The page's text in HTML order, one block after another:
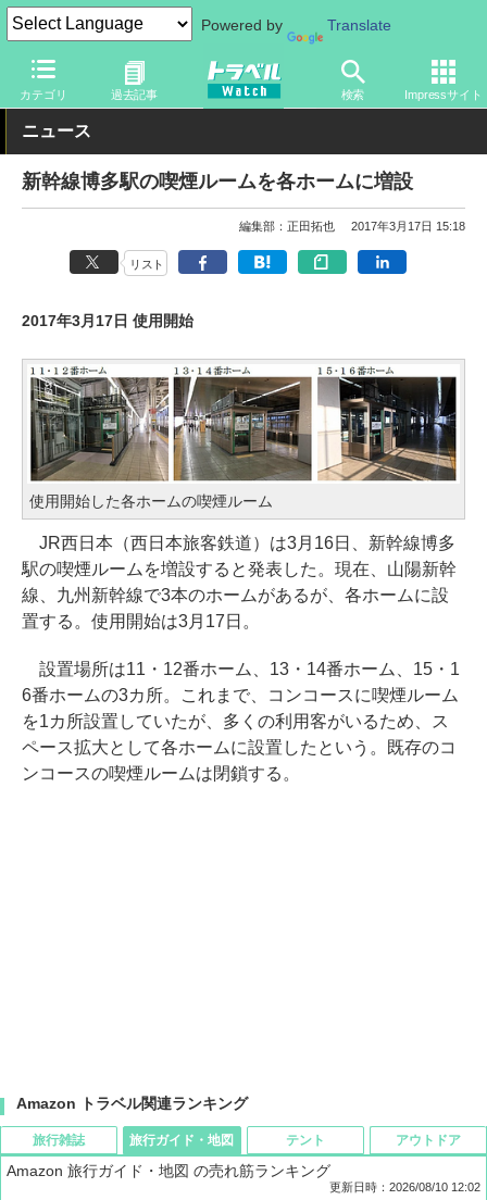
Powered by Translate
カテゴリ 過去記事 検索 Impressサイト
トラベル Watch 地域 国内旅行 九州
ニュース
新幹線博多駅の喫煙ルームを各ホームに増設
編集部：正田拓也 2017年3月17日 15:18
リスト
2017年3月17日 使用開始
使用開始した各ホームの喫煙ルーム
JR西日本（西日本旅客鉄道）は3月16日、新幹線博多
駅の喫煙ルームを増設すると発表した。現在、山陽新幹
線、九州新幹線で3本のホームがあるが、各ホームに設
置する。使用開始は3月17日。
設置場所は11・12番ホーム、13・14番ホーム、15・1
6番ホームの3カ所。これまで、コンコースに喫煙ルーム
を1カ所設置していたが、多くの利用客がいるため、ス
ペース拡大として各ホームに設置したという。既存のコ
ンコースの喫煙ルームは閉鎖する。
Amazon トラベル関連ランキング
旅行雑誌 旅行ガイド・地図
Amazon 旅行ガイド・地図 の売れ筋ランキング
更新日時：2026/08/10 12:02
テント アウトドア